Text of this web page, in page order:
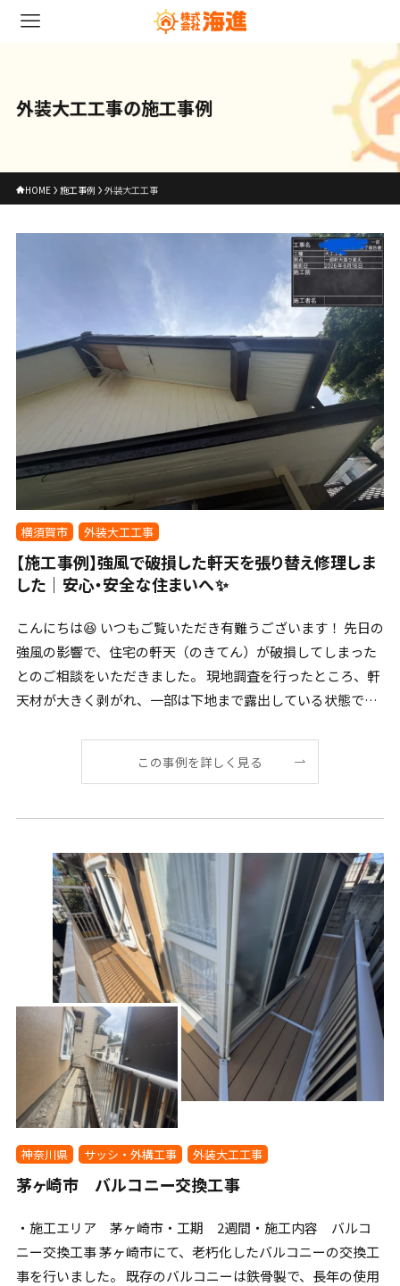
外装大工工事の施工事例
HOME 施工事例 外装大工工事
横須賀市 外装大工工事
【施工事例】強風で破損した軒天を張り替え修理しま
した｜安心・安全な住まいへ✨
こんにちは😆 いつもご覧いただき有難うございます！ 先日の
強風の影響で、住宅の軒天（のきてん）が破損してしまった
とのご相談をいただきました。 現地調査を行ったところ、軒
天材が大きく剥がれ、一部は下地まで露出している状態で
この事例を詳しく見る
神奈川県 サッシ・外構工事 外装大工工事
茅ヶ崎市 バルコニー交換工事
・施工エリア 茅ヶ崎市・工期 2週間・施工内容 バルコ
ニー交換工事 茅ヶ崎市にて、老朽化したバルコニーの交換工
事を行いました。 既存のバルコニーは鉄骨製で、長年の使用